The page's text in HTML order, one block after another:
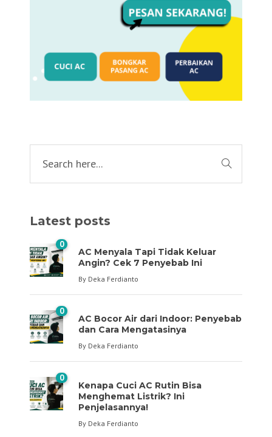
Latest posts
0
AC Menyala Tapi Tidak Keluar
Angin? Cek 7 Penyebab Ini
By Deka Ferdianto
0
AC Bocor Air dari Indoor: Penyebab
dan Cara Mengatasinya
By Deka Ferdianto
0
Kenapa Cuci AC Rutin Bisa
Menghemat Listrik? Ini
Penjelasannya!
By Deka Ferdianto